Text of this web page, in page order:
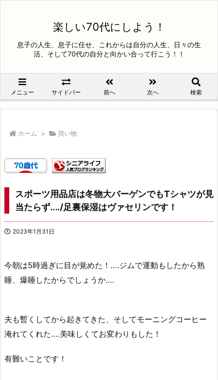
楽しい70代にしよう！
息子の人生、息子に任せ、これからは自分の人生、日々の生
活、そして70代の自分と向かい合って行こう！！
メニュー サイドバー 前へ 次へ 検索
ホーム > 買い物
スポーツ用品店は冬物大バーゲンでもTシャツが見
当たらず‥‥/足裏保湿はヴァセリンです！
2023年1月31日
今朝は5時過ぎに目が覚めた！‥‥ジムで運動もしたから熟
睡、爆睡したからでしょうか‥‥
夫も暫くしてから起きてきた、そしてモーニングコーヒー
淹れてくれた‥‥美味しくてお変わりもした！
有難いことです！